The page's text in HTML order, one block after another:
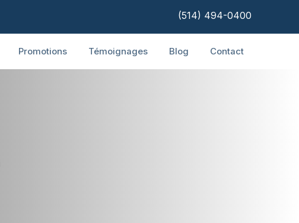
(514) 494-0400
Promotions Témoignages Blog Contact